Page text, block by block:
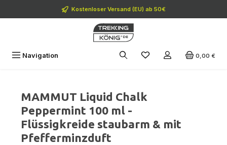
Zum Hauptinhalt springenKostenloser Versand (EU) ab 50€
Navigation 0,00 €
MAMMUT Liquid Chalk
Peppermint 100 ml -
Flüssigkreide staubarm & mit
Pfefferminzduft